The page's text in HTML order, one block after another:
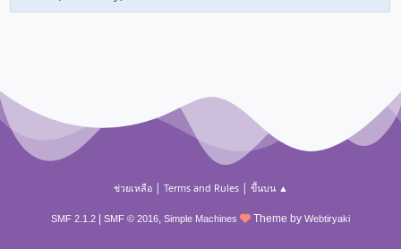
ช่วยเหลือ| Terms and Rules| ขึ้นบน ▲
SMF 2.1.2 SMF © 2016, Simple Machines Theme by Webtiryaki